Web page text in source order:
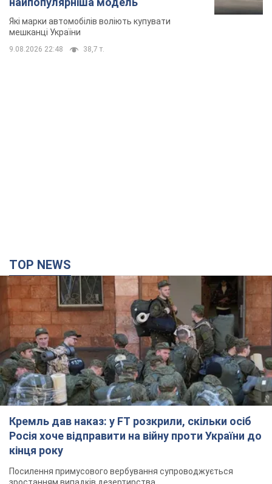
Кремль дав наказ: у FT розкрили, скільки осіб
Росія хоче відправити на війну проти України до
кінця року
Посилення примусового вербування супроводжується
зростанням випадків дезертирства
час назад 4,0 т.
Дрони атакували НПЗ у Нижньокамську: після
вибухів було видно дим. Відео
Місцеві активно публікували фото та відео
5 часов назад